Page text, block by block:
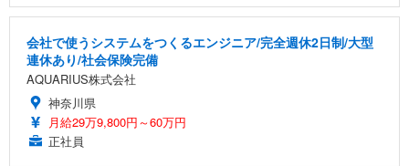
会社で使うシステムをつくるエンジニア/完全週休2日制/大型
連休あり/社会保険完備
AQUARIUS株式会社
神奈川県
月給29万9,800円～60万円
正社員